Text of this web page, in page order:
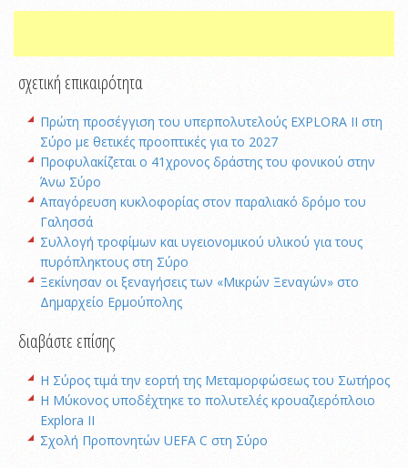
σχετική επικαιρότητα
Πρώτη προσέγγιση του υπερπολυτελούς EXPLORA II στη
Σύρο με θετικές προοπτικές για το 2027
Προφυλακίζεται ο 41χρονος δράστης του φονικού στην
Άνω Σύρο
Απαγόρευση κυκλοφορίας στον παραλιακό δρόμο του
Γαλησσά
Συλλογή τροφίμων και υγειονομικού υλικού για τους
πυρόπληκτους στη Σύρο
Ξεκίνησαν οι ξεναγήσεις των «Μικρών Ξεναγών» στο
Δημαρχείο Ερμούπολης
διαβάστε επίσης
Η Σύρος τιμά την εορτή της Μεταμορφώσεως του Σωτήρος
Η Μύκονος υποδέχτηκε το πολυτελές κρουαζιερόπλοιο
Explora II
Σχολή Προπονητών UEFA C στη Σύρο